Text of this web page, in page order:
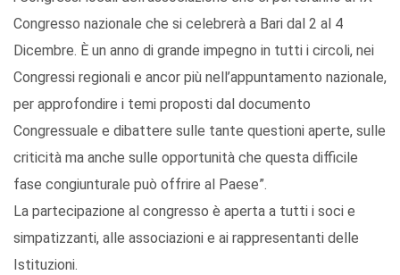
Congresso nazionale che si celebrerà a Bari dal 2 al 4
Dicembre. È un anno di grande impegno in tutti i circoli, nei
Congressi regionali e ancor più nell’appuntamento nazionale,
per approfondire i temi proposti dal documento
Congressuale e dibattere sulle tante questioni aperte, sulle
criticità ma anche sulle opportunità che questa difficile
fase congiunturale può offrire al Paese”.
La partecipazione al congresso è aperta a tutti i soci e
simpatizzanti, alle associazioni e ai rappresentanti delle
Istituzioni.